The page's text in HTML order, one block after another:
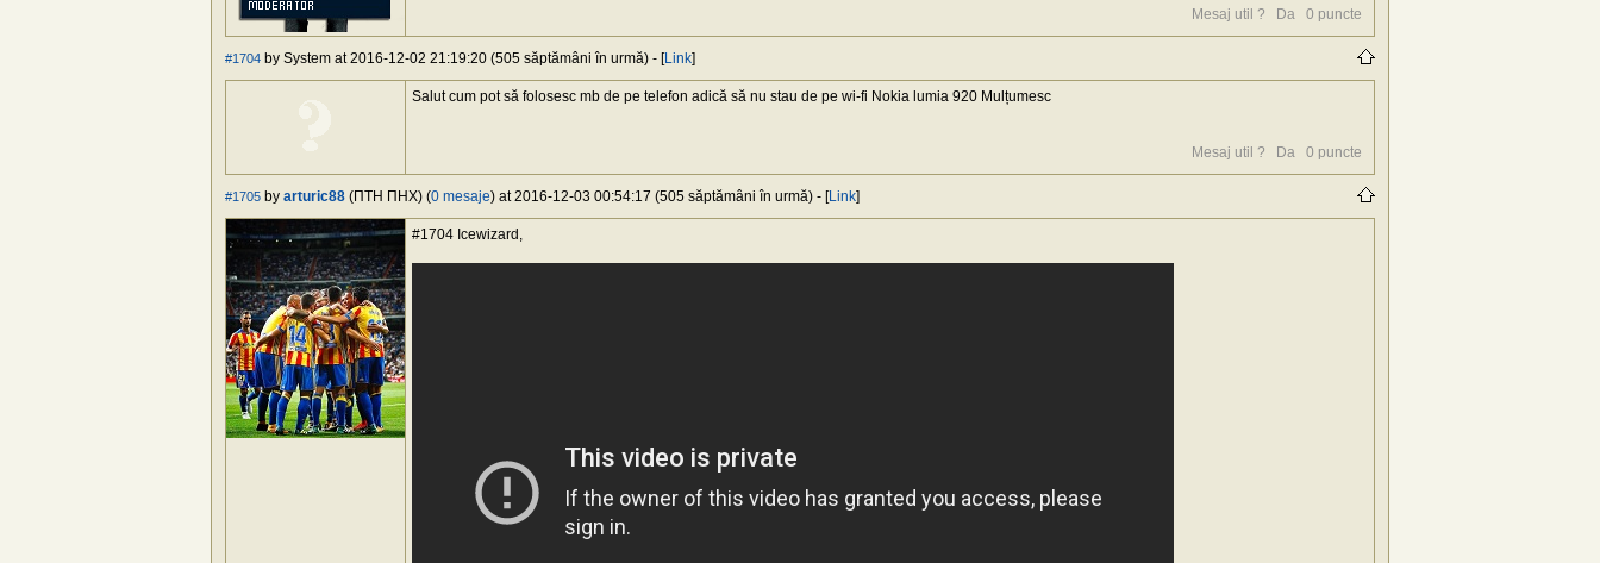
Mesaj util ? Da 0 puncte
#1704 by System at 2016-12-02 21:19:20 (505 săptămâni în urmă) - [Link]
Salut cum pot să folosesc mb de pe telefon adică să nu stau de pe wi-fi Nokia lumia 920 Mulțumesc
Mesaj util ? Da 0 puncte
#1705 by arturic88 (ПТН ПНХ) (0 mesaje) at 2016-12-03 00:54:17 (505 săptămâni în urmă) - [Link]
#1704 Icewizard,